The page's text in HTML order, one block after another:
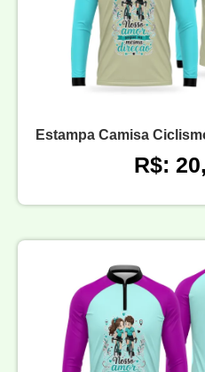
Estampa Camisa
R$: